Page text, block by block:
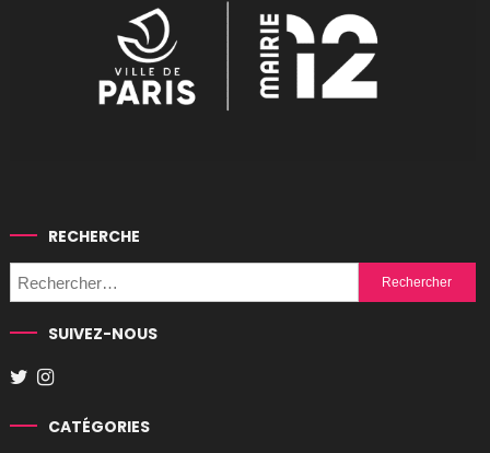
RECHERCHE
Rechercher :
SUIVEZ-NOUS
CATÉGORIES